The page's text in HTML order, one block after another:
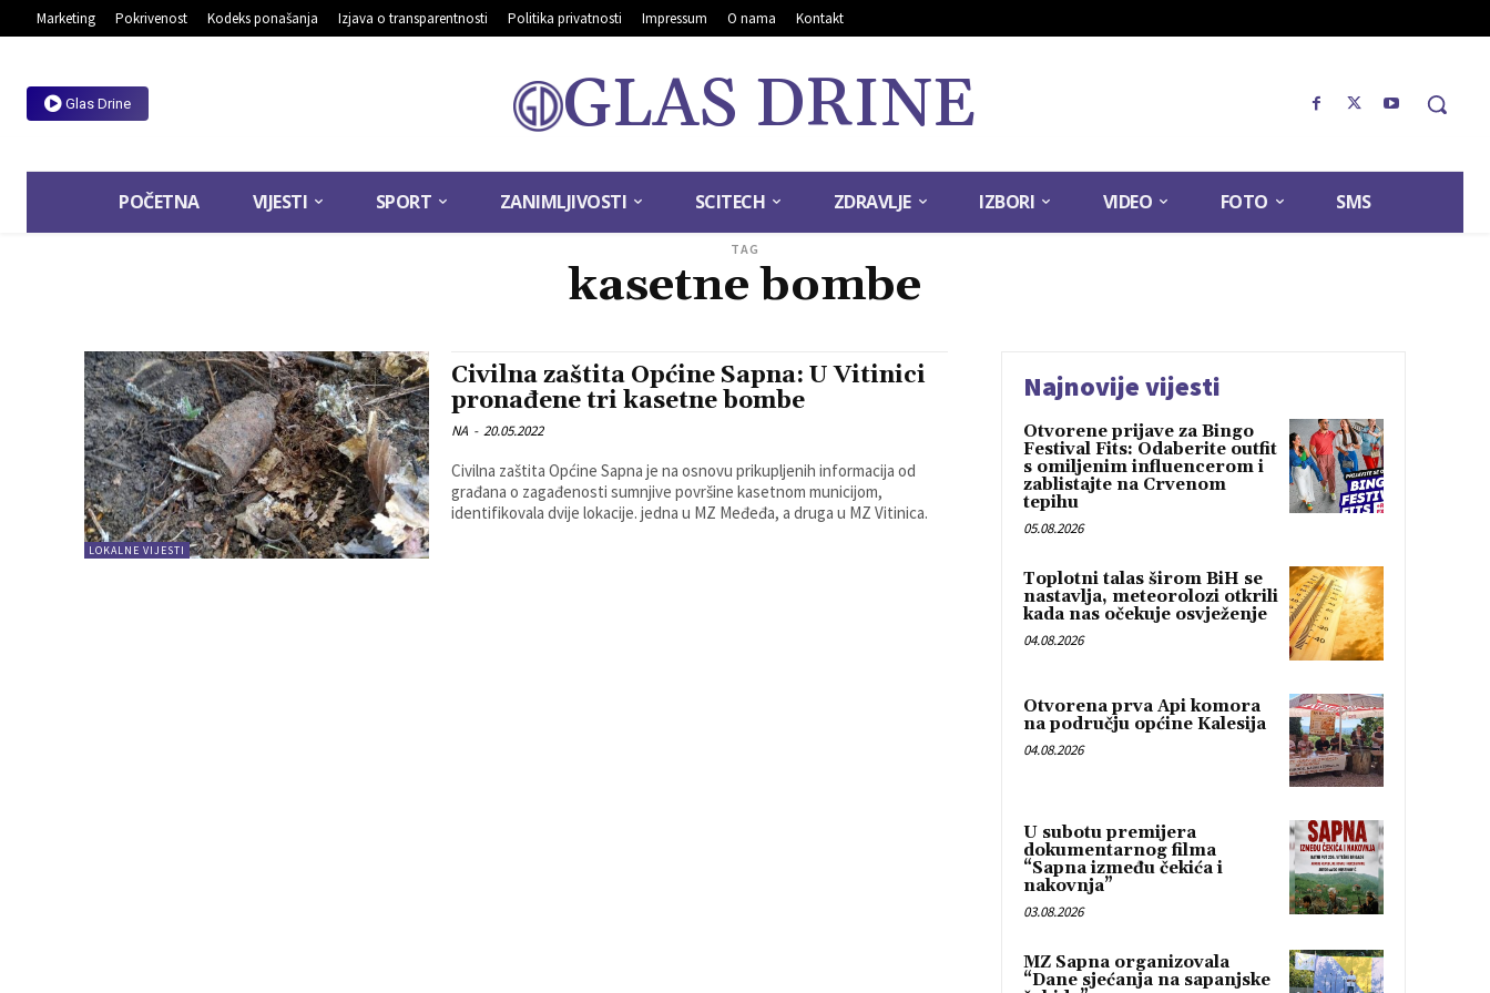
Marketing Pokrivenost Kodeks ponašanja Izjava o transparentnosti Politika privatnosti Impressum O nama Kontakt
Glas Drine GLAS DRINE
POČETNA VIJESTI SPORT ZANIMLJIVOSTI SCITECH ZDRAVLJE IZBORI VIDEO FOTO SMS
TAG
kasetne bombe
LOKALNE VIJESTI
Civilna zaštita Općine Sapna: U Vitinici
pronađene tri kasetne bombe
NA - 20.05.2022
Civilna zaštita Općine Sapna je na osnovu prikupljenih informacija od
građana o zagađenosti sumnjive površine kasetnom municijom,
identifikovala dvije lokacije. jedna u MZ Međeđa, a druga u MZ Vitinica.
Najnovije vijesti
Otvorene prijave za Bingo
Festival Fits: Odaberite outfit
s omiljenim influencerom i
zablistajte na Crvenom
tepihu
05.08.2026
Toplotni talas širom BiH se
nastavlja, meteorolozi otkrili
kada nas očekuje osvježenje
04.08.2026
Otvorena prva Api komora
na području općine Kalesija
04.08.2026
U subotu premijera
dokumentarnog filma
“Sapna između čekića i
nakovnja”
03.08.2026
MZ Sapna organizovala
“Dane sjećanja na sapanjske